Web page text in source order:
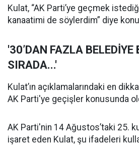
Kulat, “AK Parti’ye geçmek
kanaatimi de söylerdim” diye
'30’DAN FAZLA BELEDİYE
SIRADA...'
Kulat’ın açıklamalarındaki en
AK Parti'ye geçişler konusunda
AK Parti'nin 14 Ağustos’taki 25.
işaret eden Kulat, şu ifadeleri